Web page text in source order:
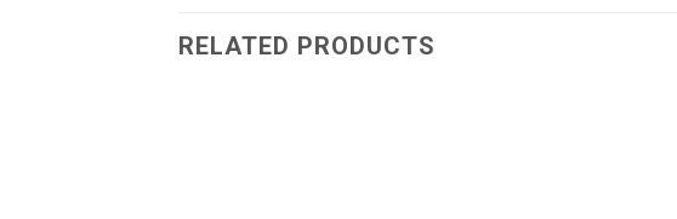
RELATED PRODUCTS